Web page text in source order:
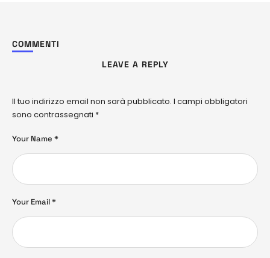
COMMENTI
LEAVE A REPLY
Il tuo indirizzo email non sarà pubblicato. I campi obbligatori
sono contrassegnati *
Your Name *
Your Email *